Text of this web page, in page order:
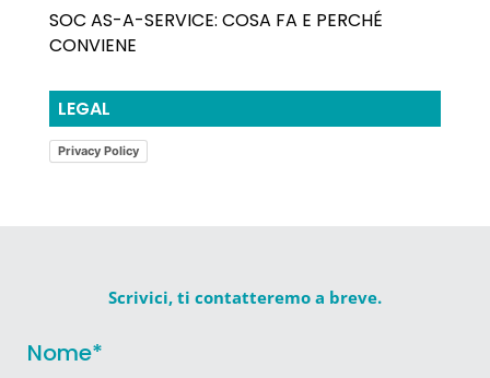
SOC AS-A-SERVICE: COSA FA E PERCHÉ
CONVIENE
LEGAL
Privacy Policy
Scrivici, ti contatteremo a breve.
Nome*